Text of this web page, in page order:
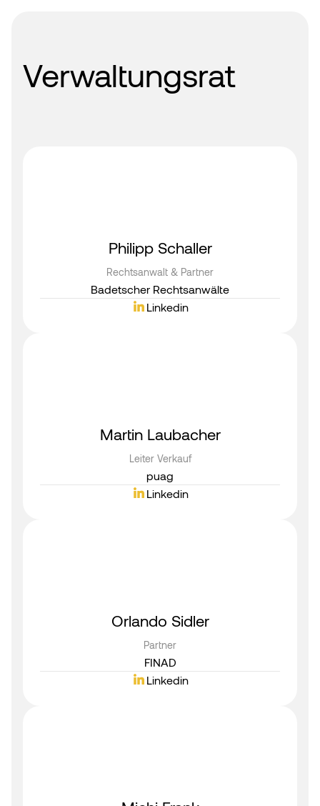
Verwaltungsrat
Philipp Schaller
Rechtsanwalt & Partner
Badetscher Rechtsanwälte
Linkedin
Martin Laubacher
Leiter Verkauf
puag
Linkedin
Orlando Sidler
Partner
FINAD
Linkedin